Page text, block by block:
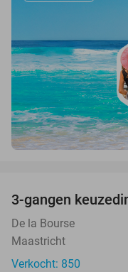
3-gangen
De la Bourse
Maastricht
Verkocht: 850